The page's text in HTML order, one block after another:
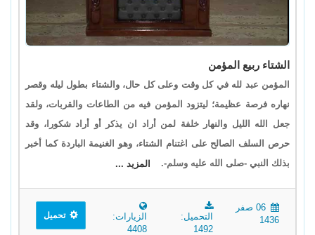
الشتاء ربيع المؤمن
المؤمن عبد لله في كل وقت وعلى كل حال، والشتاء بطول ليله وقصر
نهاره فرصة عظيمة؛ ليتزود المؤمن فيه من الطاعات والقربات، ولقد
جعل الله الليل والنهار خلفة لمن أراد ان يذكر أو أراد شكورا، وقد
حرص السلف الصالح على اغتنام الشتاء، وهو الغنيمة الباردة كما أخبر
بذلك النبي -صلى الله عليه وسلم-.
المزيد ...
06 صفر
1436
التحميل:
1492
الزيارات:
4408
تحميل